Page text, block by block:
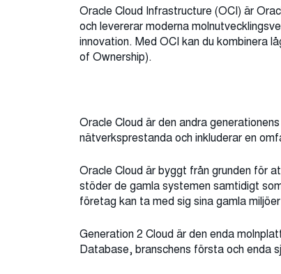
Oracle Cloud Infrastructure (OCI) är
och levererar moderna
innovation. Med OCI kan du kombinera
of Ownership).
Oracle Cloud är den andra
nätverksprestanda och inkluderar en
Oracle Cloud är byggt från grunden för
stöder de gamla systemen samtidigt
företag kan ta med sig sina gamla
Generation 2 Cloud är den enda
Database, branschens första och enda